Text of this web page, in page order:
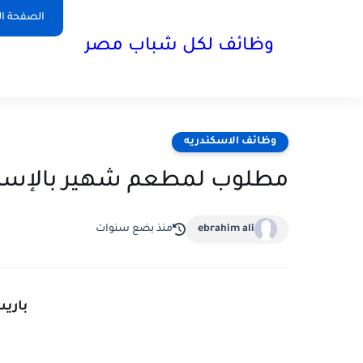
الصفحة
وظائف لكل شباب مصر
وظائف الاسكندريه
مطلوب لمطعم شهير
ebrahim ali منذ بضع سنوات